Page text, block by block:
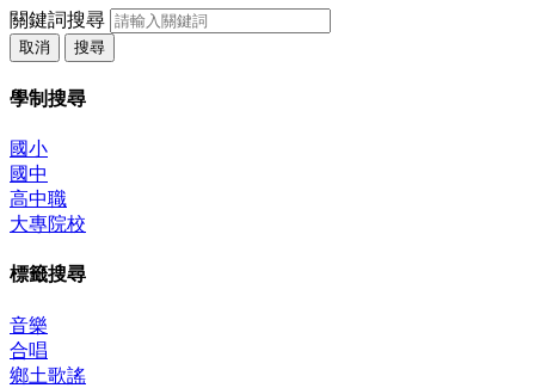
關鍵詞搜尋
取消 搜尋
學制搜尋
國小
國中
高中職
大專院校
標籤搜尋
音樂
合唱
鄉土歌謠